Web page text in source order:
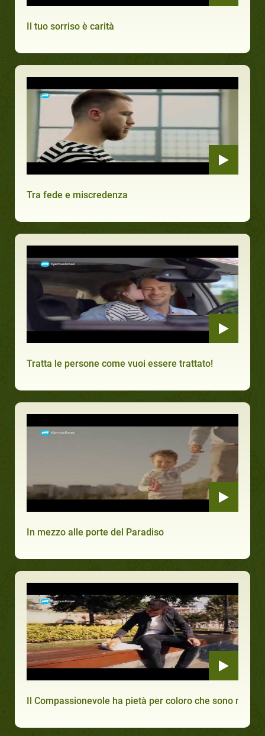
Il tuo sorriso è carità
Tra fede e miscredenza
Tratta le persone come vuoi essere trattato!
In mezzo alle porte del Paradiso
Il Compassionevole ha pietà per coloro che sono